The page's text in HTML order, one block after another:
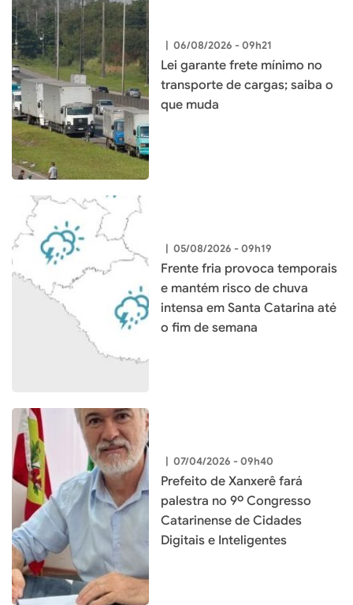
| 06/08/2026 - 09h21
Lei garante frete mínimo no
transporte de cargas; saiba o
que muda
| 05/08/2026 - 09h19
Frente fria provoca temporais
e mantém risco de chuva
intensa em Santa Catarina até
o fim de semana
| 07/04/2026 - 09h40
Prefeito de Xanxerê fará
palestra no 9º Congresso
Catarinense de Cidades
Digitais e Inteligentes